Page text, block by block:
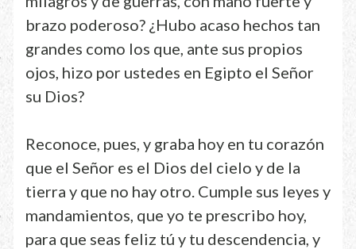
brazo poderoso? ¿Hubo acaso hechos tan
grandes como los que, ante sus propios
ojos, hizo por ustedes en Egipto el Señor
su Dios?
Reconoce, pues, y graba hoy en tu corazón
que el Señor es el Dios del cielo y de la
tierra y que no hay otro. Cumple sus leyes y
mandamientos, que yo te prescribo hoy,
para que seas feliz tú y tu descendencia, y